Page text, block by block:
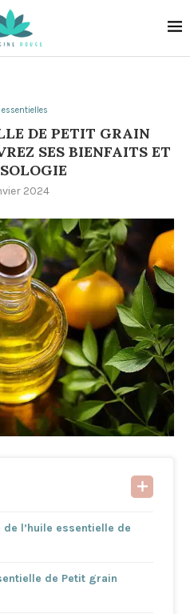
DE PETIT GRAIN
SES BIENFAITS ET
2024
l’huile essentielle de
de Petit grain